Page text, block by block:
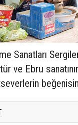
Sanatları
ve Ebru